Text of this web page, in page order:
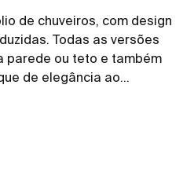
de chuveiros, com design
Todas as versões
parede ou teto e também
de elegância ao